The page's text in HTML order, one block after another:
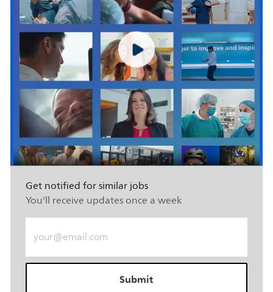
Get notified for similar jobs
You'll receive updates once a week
Enter Email address (Required)
Submit